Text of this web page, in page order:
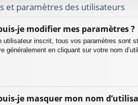
et paramètres des utilisateurs
je modifier mes paramètres ?
utilisateur inscrit, tous vos paramètres sont
généralement en cliquant sur votre nom
je masquer mon nom